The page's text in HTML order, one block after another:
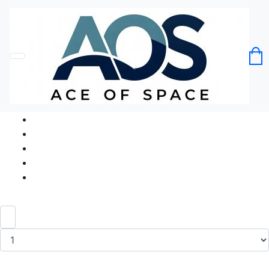
Без категорії
Футболка Винні Моменти Wine-derful
Moments
Код товару: Ace5165